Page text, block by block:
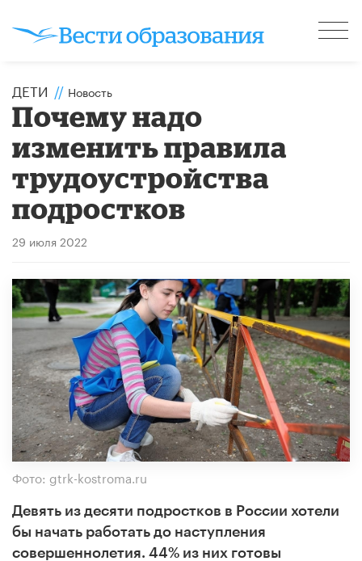
ДЕТИ // Новость
Почему надо
изменить правила
трудоустройства
подростков
29 июля 2022
Фото: gtrk-kostroma.ru
Девять из десяти подростков в России хотели
бы начать работать до наступления
совершеннолетия. 44% из них готовы